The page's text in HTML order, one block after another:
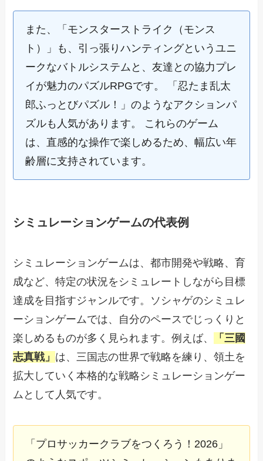
また、「モンスターストライク（モンス
ト）」も、引っ張りハンティングというユニ
ークなバトルシステムと、友達との協力プレ
イが魅力のパズルRPGです。 「忍たま乱太
郎ふっとびパズル！」のようなアクションパ
ズルも人気があります。 これらのゲーム
は、直感的な操作で楽しめるため、幅広い年
齢層に支持されています。
シミュレーションゲームの代表例
シミュレーションゲームは、都市開発や戦略、育
成など、特定の状況をシミュレートしながら目標
達成を目指すジャンルです。ソシャゲのシミュレ
ーションゲームでは、自分のペースでじっくりと
楽しめるものが多く見られます。例えば、
「三國
志真戦」 は、三国志の世界で戦略を練り、領土を
拡大していく本格的な戦略シミュレーションゲー
ムとして人気です。
「プロサッカークラブをつくろう！2026」